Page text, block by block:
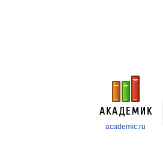
academic.ru